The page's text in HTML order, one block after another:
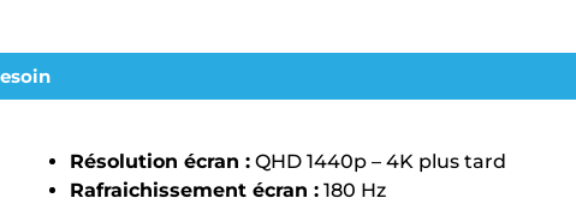
Résolution écran : QHD 1440p – 4K plus tard
Rafraichissement écran : 180 Hz